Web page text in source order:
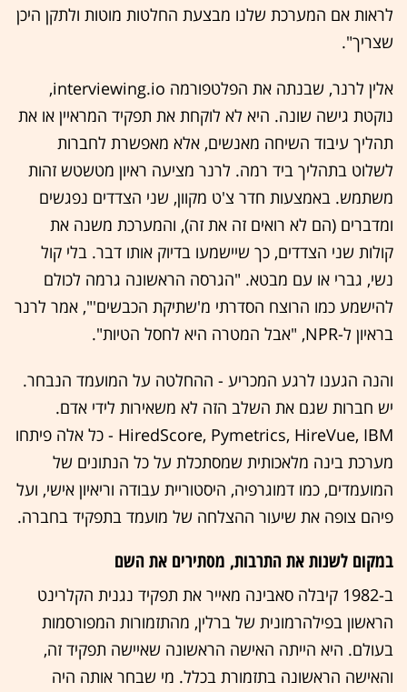
לראות אם המערכת שלנו מבצעת החלטות מוטות ולתקן היכן
שצריך".
אלין לרנר, שבנתה את הפלטפורמה interviewing.io,
נוקטת גישה שונה. היא לא לוקחת את תפקיד המראיין או את
תהליך עיבוד השיחה מאנשים, אלא מאפשרת לחברות
לשלוט בתהליך ביד רמה. לרנר מציעה ראיון מטשטש זהות
משתמש. באמצעות חדר צ'ט מקוון, שני הצדדים נפגשים
ומדברים (הם לא רואים זה את זה), והמערכת משנה את
קולות שני הצדדים, כך שיישמעו בדיוק אותו דבר. בלי קול
נשי, גברי או עם מבטא. "הגרסה הראשונה גרמה לכולם
להישמע כמו הרוצח הסדרתי מ'שתיקת הכבשים'", אמר לרנר
בראיון ל-NPR, "אבל המטרה היא לחסל הטיות".
והנה הגענו לרגע המכריע - ההחלטה על המועמד הנבחר.
יש חברות שגם את השלב הזה לא משאירות לידי אדם.
HiredScore, Pymetrics, HireVue, IBM - כל אלה פיתחו
מערכת בינה מלאכותית שמסתכלת על כל הנתונים של
המועמדים, כמו דמוגרפיה, היסטוריית עבודה וריאיון אישי, ועל
פיהם צופה את שיעור ההצלחה של מועמד בתפקיד בחברה.
במקום לשנות את התרבות, מסתירים את השם
ב-1982 קיבלה סאבינה מאייר את תפקיד נגנית הקלרינט
הראשון בפילהרמונית של ברלין, מהתזמורות המפורסמות
בעולם. היא הייתה האישה הראשונה שאיישה תפקיד זה,
והאישה הראשונה בתזמורת בכלל. מי שבחר אותה היה